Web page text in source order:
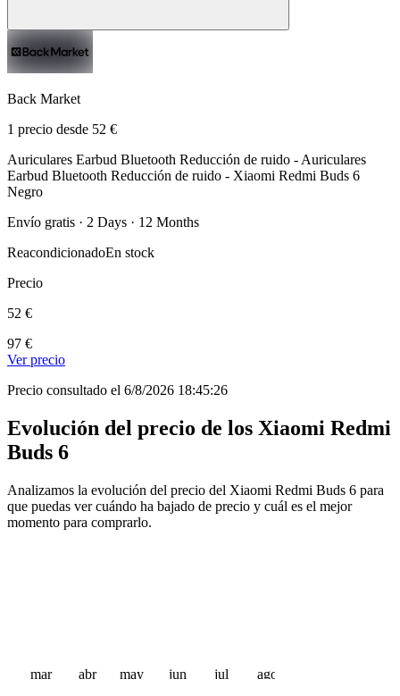
Back Market
1 precio desde 52 €
Auriculares Earbud Bluetooth Reducción de ruido - Auriculares
Earbud Bluetooth Reducción de ruido - Xiaomi Redmi Buds 6
Negro
Envío gratis · 2 Days · 12 Months
ReacondicionadoEn stock
Precio
52 €
97 €
Ver precio
Precio consultado el 6/8/2026 18:45:26
Evolución del precio de los Xiaomi Redmi
Buds 6
Analizamos la evolución del precio del Xiaomi Redmi Buds 6 para
que puedas ver cuándo ha bajado de precio y cuál es el mejor
momento para comprarlo.
mar abr may jun jul ago